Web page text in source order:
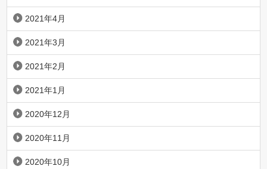
2021年4月
2021年3月
2021年2月
2021年1月
2020年12月
2020年11月
2020年10月